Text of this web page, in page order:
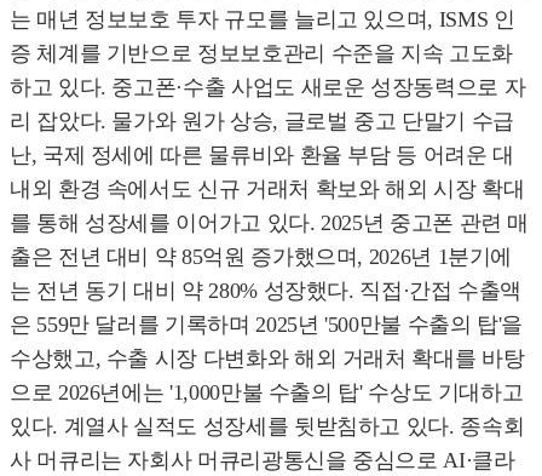
는 매년 정보보호 투자 규모를 늘리고 있으며, ISMS 인
증 체계를 기반으로 정보보호관리 수준을 지속 고도화
하고 있다. 중고폰·수출 사업도 새로운 성장동력으로 자
리 잡았다. 물가와 원가 상승, 글로벌 중고 단말기 수급
난, 국제 정세에 따른 물류비와 환율 부담 등 어려운 대
내외 환경 속에서도 신규 거래처 확보와 해외 시장 확대
를 통해 성장세를 이어가고 있다. 2025년 중고폰 관련 매
출은 전년 대비 약 85억원 증가했으며, 2026년 1분기에
는 전년 동기 대비 약 280% 성장했다. 직접·간접 수출액
은 559만 달러를 기록하며 2025년 '500만불 수출의 탑'을
수상했고, 수출 시장 다변화와 해외 거래처 확대를 바탕
으로 2026년에는 '1,000만불 수출의 탑' 수상도 기대하고
있다. 계열사 실적도 성장세를 뒷받침하고 있다. 종속회
사 머큐리는 자회사 머큐리광통신을 중심으로 AI·클라